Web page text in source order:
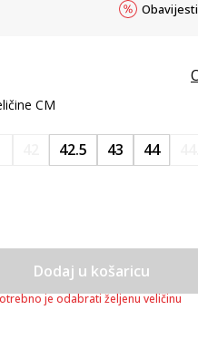
CM
42.5 43 44
Dodaj u košaricu
je odabrati željenu veličinu